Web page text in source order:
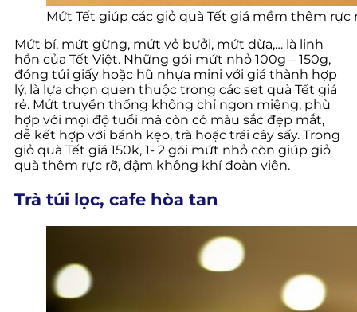
Mứt Tết giúp các giỏ quà Tết giá mềm thêm rực
Mứt bí, mứt gừng, mứt vỏ bưởi, mứt dừa,… là linh
hồn của Tết Việt. Những gói mứt nhỏ 100g – 150g,
đóng túi giấy hoặc hũ nhựa mini với giá thành hợp
lý, là lựa chọn quen thuộc trong các set quà Tết giá
rẻ. Mứt truyền thống không chỉ ngon miệng, phù
hợp với mọi độ tuổi mà còn có màu sắc đẹp mắt,
dễ kết hợp với bánh kẹo, trà hoặc trái cây sấy. Trong
giỏ quà Tết giá 150k, 1- 2 gói mứt nhỏ còn giúp giỏ
quà thêm rực rỡ, đậm không khí đoàn viên.
Trà túi lọc, cafe hòa tan